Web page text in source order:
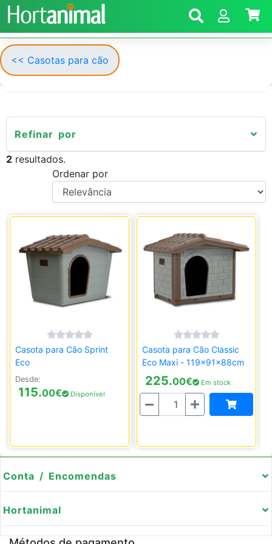
<< Casotas para cão
Refinar por
2 resultados.
Ordenar por
Casota para Cão Sprint
Eco
Desde:
115.00€ Disponível
Casota para Cão Classic
Eco Maxi - 119x91x88cm
225.00€ Em stock
Quantidade
Conta / Encomendas
Hortanimal